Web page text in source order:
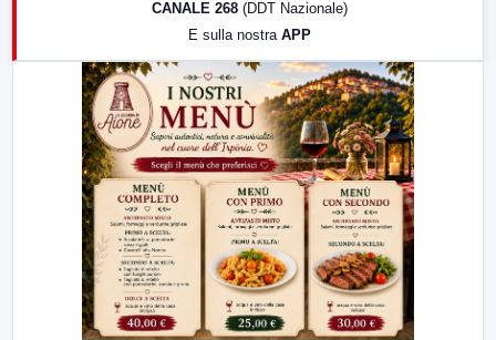
LabNews (replica)
CANALE 268 (DDT Nazionale)
E sulla nostra APP